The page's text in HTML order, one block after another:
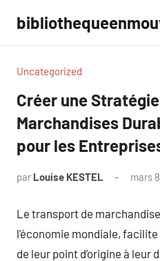
contenu
Uncategorized
Créer une
Marchandises
pour les
par Louise KESTEL mars
Le transport de
l’économie mondiale,
de leur point d’origine à